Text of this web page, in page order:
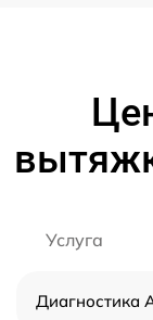
Услуга
Диагностика